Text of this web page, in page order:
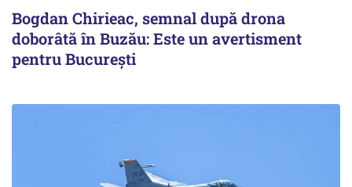
Bogdan Chirieac, semnal după drona
doborâtă în Buzău: Este un avertisment
pentru București